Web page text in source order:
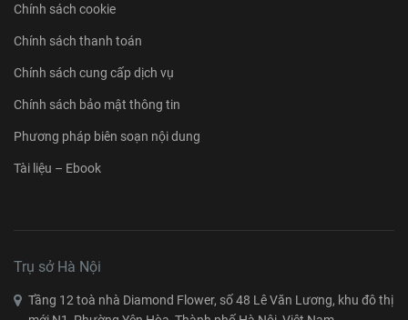
Chính sách cookie
Chính sách thanh toán
Chính sách cung cấp dịch vụ
Chính sách bảo mật thông tin
Phương pháp biên soạn nội dung
Tài liệu – Ebook
Trụ sở Hà Nội
Tầng 12 toà nhà Diamond Flower, số 48 Lê Văn Lương, khu đô thị